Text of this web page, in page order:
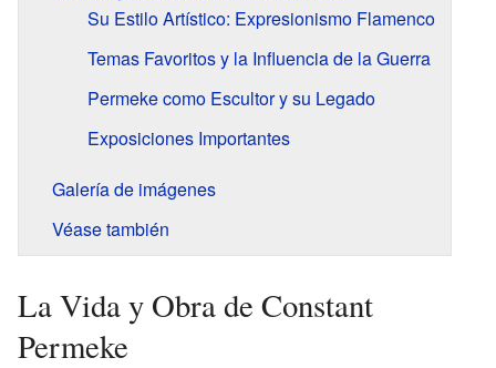
Su Estilo Artístico: Expresionismo Flamenco
Temas Favoritos y la Influencia de la Guerra
Permeke como Escultor y su Legado
Exposiciones Importantes
Galería de imágenes
Véase también
La Vida y Obra de Constant
Permeke